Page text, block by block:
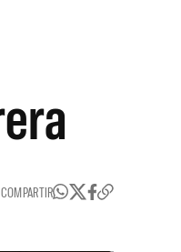
COMPARTIR